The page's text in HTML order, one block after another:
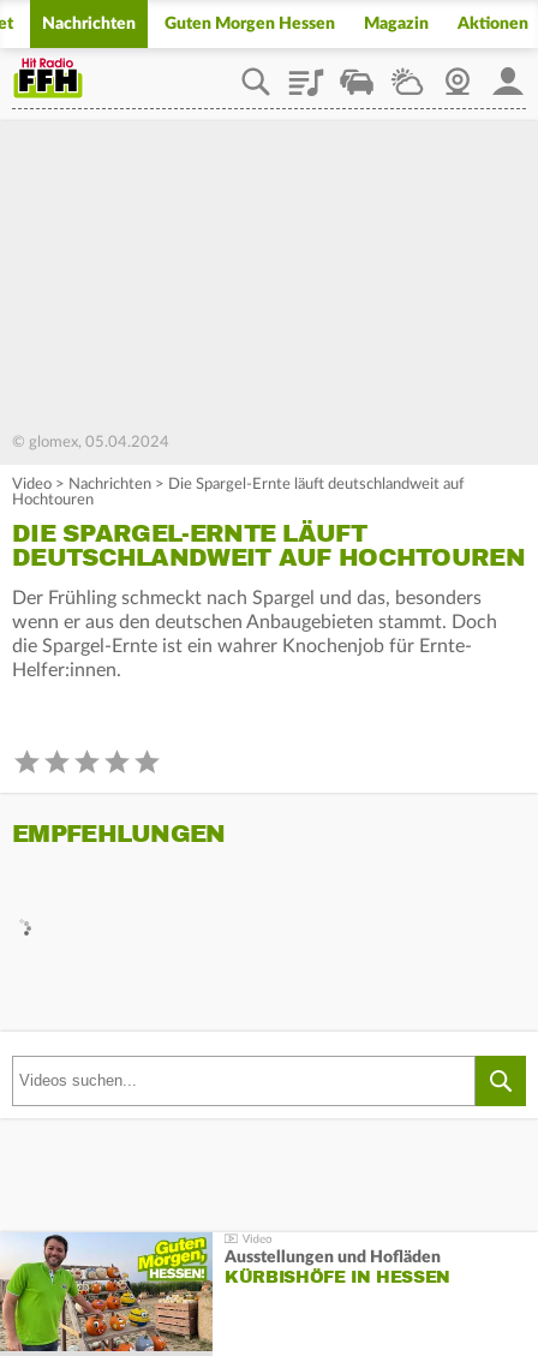
Nachrichten Guten Morgen Hessen Magazin Aktionen
PlaylistStaupilotWetterWebcam
© glomex, 05.04.2024
Video > Nachrichten > Die Spargel-Ernte läuft deutschlandweit auf
Hochtouren
DIE SPARGEL-ERNTE LÄUFT
DEUTSCHLANDWEIT AUF HOCHTOUREN
Der Frühling schmeckt nach Spargel und das, besonders
wenn er aus den deutschen Anbaugebieten stammt. Doch
die Spargel-Ernte ist ein wahrer Knochenjob für Ernte-
Helfer:innen.
EMPFEHLUNGEN
Ausstellungen und Hofläden
KÜRBISHÖFE IN HESSEN